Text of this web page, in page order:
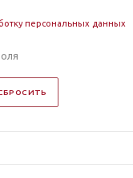
персональных данных